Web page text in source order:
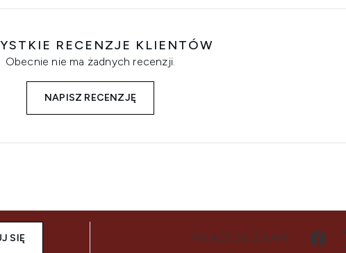
RECENZJE KLIENTÓW
Obecnie nie ma żadnych recenzji.
NAPISZ RECENZJĘ
SIĘ POŁĄCZ SIĘ Z NAMI